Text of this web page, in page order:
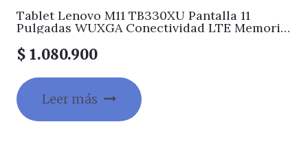
Tablet Lenovo M11 TB330XU Pantalla 11
Pulgadas WUXGA Conectividad LTE Memoria
Grey Incluye Folio Case + Lenovo Tab Pen
Plus
$ 1.080.900
Leer más